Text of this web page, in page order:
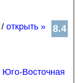
8.4
/ открыть »
Юго-Восточная